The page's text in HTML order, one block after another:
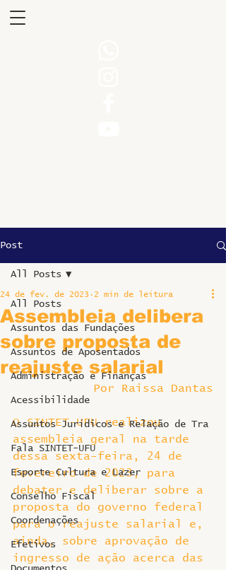
Post
All Posts
Assuntos das Fundações
Assuntos de Aposentados
Administração e Finanças
Acessibilidade
Assuntos Jurídicos e Relação de Tra
Fala SINTET-UFU
Esporte Cultura e Lazer
Conselho Fiscal
Coordenações
Efetivos
All Posts
Assembleia delibera
sobre proposta de
reajuste salarial
24 de fev. de 2023 2 min de leitura
Por Raissa Dantas
O SINTET-UFU realizou
assembleia geral na tarde
dessa sexta-feira, 24 de
fevereiro de 2023, para
debater e deliberar sobre a
proposta do governo federal
para o reajuste salarial e,
ainda, sobre aprovação de
ingresso de ação acerca das